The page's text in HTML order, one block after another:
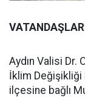
Aydın Valisi Dr.
İklim Değişikliği
ilçesine bağlı